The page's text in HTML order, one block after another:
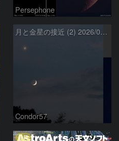
Persephone
月と金星の接近 (2) 2026/07/17
Condor57
PR